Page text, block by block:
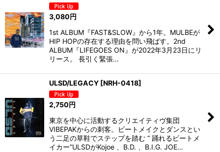
3,080円
1st ALBUM『FAST&SLOW』から1年。MULBEが
HIP HOPの存在する理由を問い飛ばす。2nd
ALBUM『LIFEGOES ON』が2022年3月23日にリ
リース。 長引く緊張…
ULSD/LEGACY [NRH-0418]
2,750円
東京を中心に活動するクリエイティヴ集団
VIBEPAKからの刺客。ビートメイクとダンスとい
う二足の草鞋でステップを踏む “ 踊れるビートメ
イカー”ULSDがKojoe 、B.D. 、B.I.G. JOE…